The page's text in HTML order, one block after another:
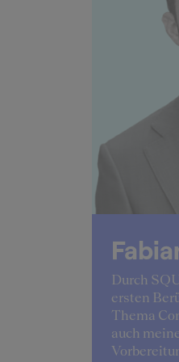
Durch
ersten
Thema
auch